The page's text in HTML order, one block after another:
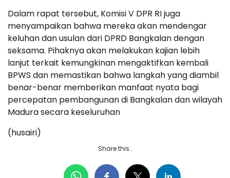
Dalam rapat tersebut, Komisi V DPR RI juga
menyampaikan bahwa mereka akan mendengar
keluhan dan usulan dari DPRD Bangkalan dengan
seksama. Pihaknya akan melakukan kajian lebih
lanjut terkait kemungkinan mengaktifkan kembali
BPWS dan memastikan bahwa langkah yang diambil
benar-benar memberikan manfaat nyata bagi
percepatan pembangunan di Bangkalan dan wilayah
Madura secara keseluruhan
(husairi)
Share this…